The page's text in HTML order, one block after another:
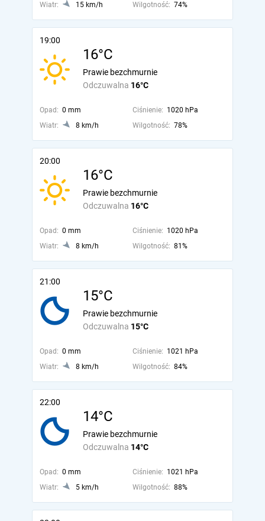
Wiatr:
15 km/h Wilgotność: 74%
19:00
16°C
Odczuwalna 16°C
Prawie bezchmurnie
Opad: 0 mm Ciśnienie: 1020 hPa
Wiatr:
8 km/h Wilgotność: 78%
20:00
16°C
Odczuwalna 16°C
Prawie bezchmurnie
Opad: 0 mm Ciśnienie: 1020 hPa
Wiatr:
8 km/h Wilgotność: 81%
21:00
15°C
Odczuwalna 15°C
Prawie bezchmurnie
Opad: 0 mm Ciśnienie: 1021 hPa
Wiatr:
8 km/h Wilgotność: 84%
22:00
14°C
Odczuwalna 14°C
Prawie bezchmurnie
Opad: 0 mm Ciśnienie: 1021 hPa
Wiatr:
5 km/h Wilgotność: 88%